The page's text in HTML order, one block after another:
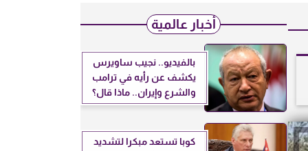
أخبار عالمية
بالفيديو.. نجيب ساويرس
يكشف عن رأيه في ترامب
والشرع وإيران.. ماذا قال؟
كوبا تستعد مبكرا لتشديد